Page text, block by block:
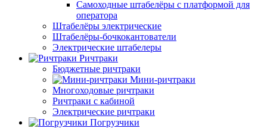
Самоходные штабелёры с платформой для
оператора
Штабелёры электрические
Штабелёры-бочкокантователи
Электрические штабелеры
Ричтраки
Бюджетные ричтраки
Мини-ричтраки
Многоходовые ричтраки
Ричтраки с кабиной
Электрические ричтраки
Погрузчики